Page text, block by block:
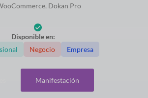
Dokan Pro
Disponible en:
Negocio Empresa
Manifestación